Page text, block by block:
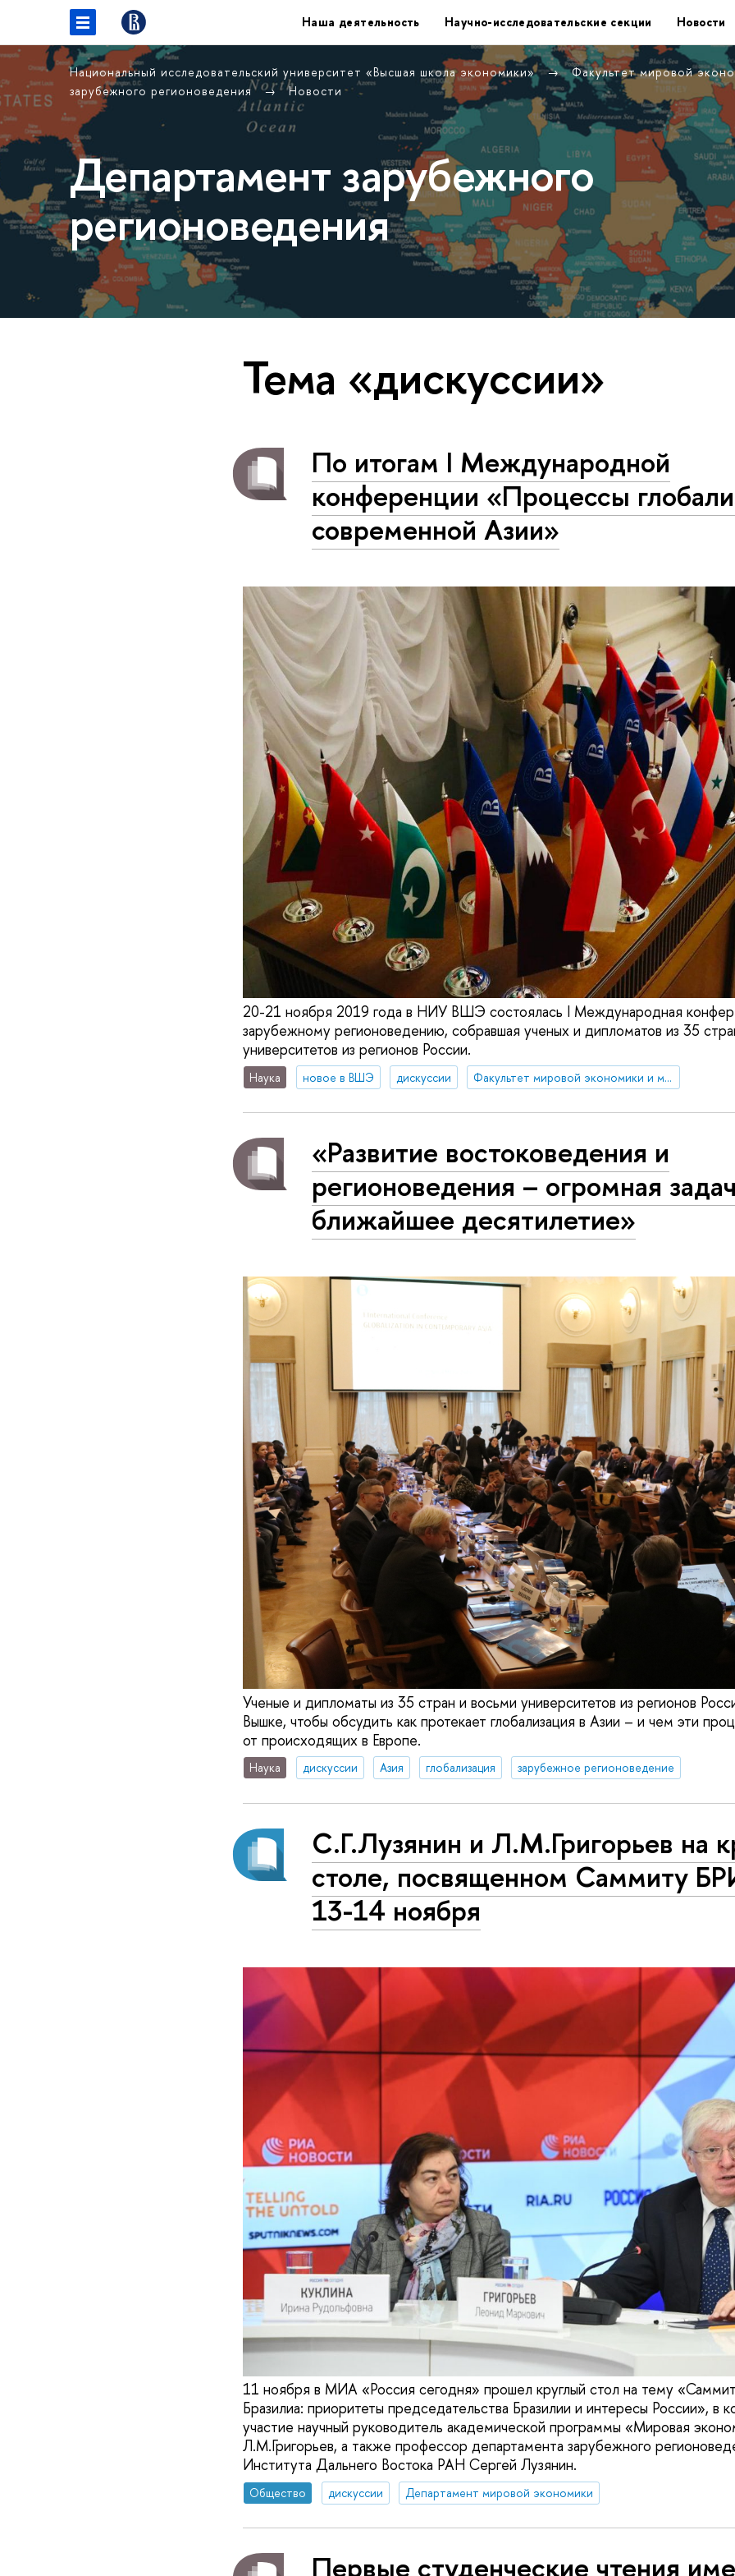
Наша деятельность Научно-исследовательские секции Новости
Национальный исследовательский университет «Высшая школа экономики»
Факультет мировой
зарубежного регионоведения
Новости
Департамент зарубежного
регионоведения
Тема «дискуссии»
По итогам I Международной
конференции «Процессы
современной Азии»
20-21 ноября 2019 года в НИУ ВШЭ состоялась I Международная
зарубежному регионоведению, собравшая ученых и дипломатов из 35
университетов из регионов России.
Наука новое в ВШЭ дискуссии Факультет мировой экономики и мировой политики
«Развитие востоковедения и
регионоведения – огромная
ближайшее десятилетие»
Ученые и дипломаты из 35 стран и восьми университетов из регионов
Вышке, чтобы обсудить как протекает глобализация в Азии – и чем эти
от происходящих в Европе.
Наука дискуссии Азия глобализация зарубежное регионоведение
С.Г.Лузянин и Л.М.Григорьев на
столе, посвященном Саммиту
13-14 ноября
11 ноября в МИА «Россия сегодня» прошел круглый стол на тему
Бразилиа: приоритеты председательства Бразилии и интересы России», в
участие научный руководитель академической программы «Мировая
Л.М.Григорьев, а также профессор департамента зарубежного
Института Дальнего Востока РАН Сергей Лузянин.
Общество дискуссии Департамент мировой экономики
Первые студенческие чтения